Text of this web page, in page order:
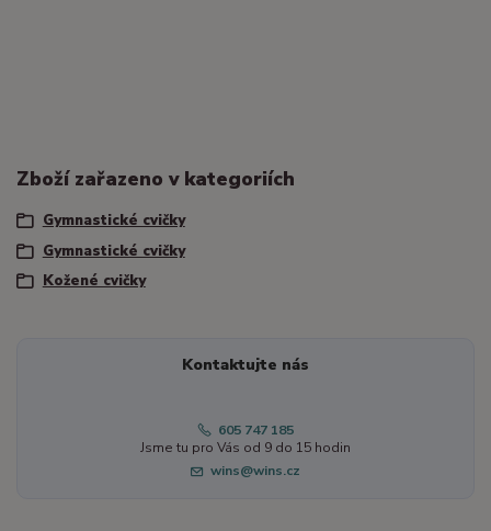
Zboží zařazeno v kategoriích
Gymnastické cvičky
Gymnastické cvičky
Kožené cvičky
Kontaktujte nás
605 747 185
Jsme tu pro Vás od 9 do 15 hodin
wins@wins.cz